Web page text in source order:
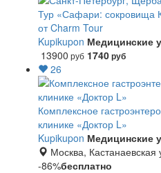
Тур «Сафари: сокровища
от Charm Tour
Kupikupon Медицинские
13900 руб 1740руб
26
Комплексное
клинике «Доктор L»
Kupikupon Медицинские
Москва, Кастанаевская
-86%бесплатно